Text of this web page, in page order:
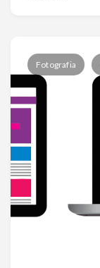
Fotografia